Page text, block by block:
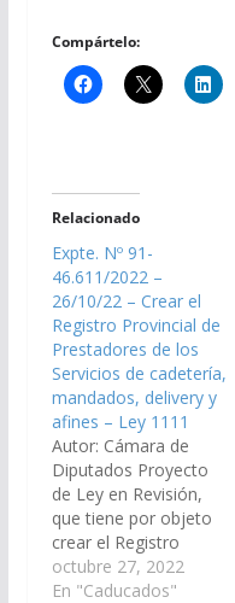
Compártelo:
Relacionado
Expte. Nº 91-
46.611/2022 –
26/10/22 – Crear el
Registro Provincial de
Prestadores de los
Servicios de cadetería,
mandados, delivery y
afines – Ley 1111
Autor: Cámara de
Diputados Proyecto
de Ley en Revisión,
que tiene por objeto
crear el Registro
Provincial de
Prestadores de los
octubre 27, 2022
En "Caducados"